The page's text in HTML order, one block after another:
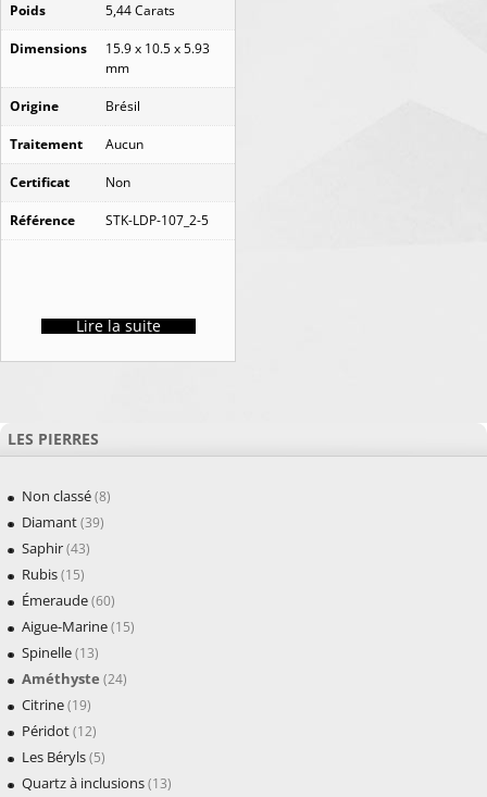
Poids 5,44 Carats
Dimensions
15.9 x 10.5 x 5.93
mm
Origine Brésil
Traitement Aucun
Certificat Non
Référence STK-LDP-107_2-5
Lire la suite
LES PIERRES
Non classé(8)
Diamant(39)
Saphir(43)
Rubis(15)
Émeraude(60)
Aigue-Marine(15)
Spinelle(13)
Améthyste (24)
Citrine(19)
Péridot(12)
Les Béryls(5)
Quartz à inclusions(13)